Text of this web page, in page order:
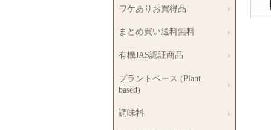
ワケありお買得品
まとめ買い送料無料
有機JAS認証商品
プラントベース (Plant
based)
調味料